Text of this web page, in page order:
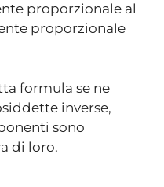
proporzionale al
proporzionale
formula se ne
inverse,
sono
di loro.